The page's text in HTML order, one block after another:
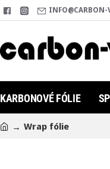
KARBONOVÉ FÓLIE
Wrap fólie